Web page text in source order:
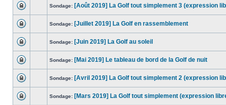
Sondage: [Août 2019] La Golf tout simplement 3 (expression
Sondage: [Juillet 2019] La Golf en rassemblement
Sondage: [Juin 2019] La Golf au soleil
Sondage: [Mai 2019] Le tableau de bord de la Golf de nuit
Sondage: [Avril 2019] La Golf tout simplement 2 (expression
Sondage: [Mars 2019] La Golf tout simplement (expression